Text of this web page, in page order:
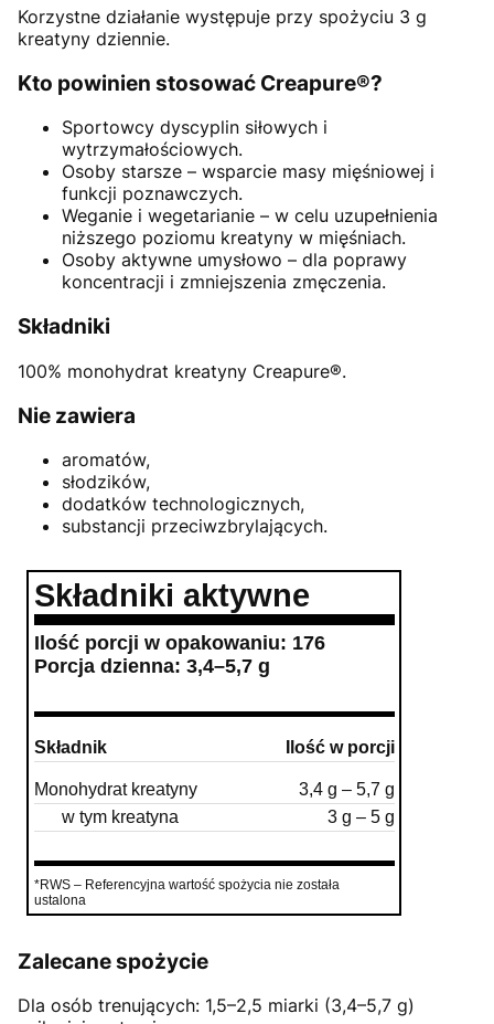
Korzystne działanie występuje przy spożyciu 3 g
kreatyny dziennie.
Kto powinien stosować Creapure®?
Sportowcy dyscyplin siłowych i
wytrzymałościowych.
Osoby starsze – wsparcie masy mięśniowej i
funkcji poznawczych.
Weganie i wegetarianie – w celu uzupełnienia
niższego poziomu kreatyny w mięśniach.
Osoby aktywne umysłowo – dla poprawy
koncentracji i zmniejszenia zmęczenia.
Składniki
100% monohydrat kreatyny Creapure®.
Nie zawiera
aromatów,
słodzików,
dodatków technologicznych,
substancji przeciwzbrylających.
Składniki aktywne
Ilość porcji w opakowaniu: 176
Porcja dzienna: 3,4–5,7 g
Składnik Ilość w porcji
Monohydrat kreatyny
3,4 g – 5,7 g
w tym kreatyna
3 g – 5 g
*RWS – Referencyjna wartość spożycia nie została
ustalona
Zalecane spożycie
Dla osób trenujących: 1,5–2,5 miarki (3,4–5,7 g)